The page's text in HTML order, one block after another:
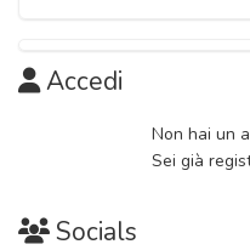
Accedi
Non hai un
Sei già
Socials